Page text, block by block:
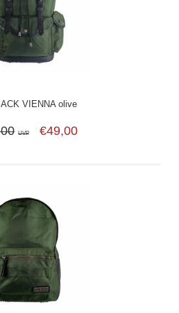
VIENNA olive
UVP €49,00